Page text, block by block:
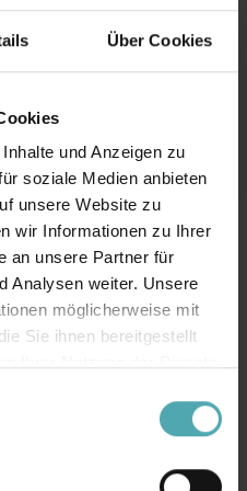
Über Cookies
und Anzeigen zu
soziale Medien anbieten
unsere Website zu
wir Informationen zu Ihrer
an unsere Partner für
Analysen weiter. Unsere
möglicherweise mit
Sie ihnen bereitgestellt
und Volant-Rollos.
– starten Sie jetzt!
MarketingCookies,
sehen können.